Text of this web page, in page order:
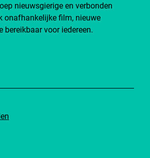
nieuwsgierige en verbonden
onafhankelijke film, nieuwe
bereikbaar voor iedereen.